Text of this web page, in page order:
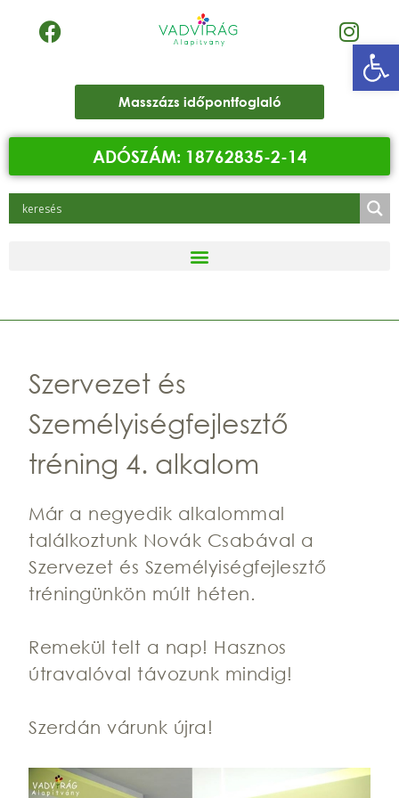
Masszázs időpontfoglaló
ADÓSZÁM: 18762835-2-14
Szervezet és
Személyiségfejlesztő
tréning 4. alkalom
Már a negyedik alkalommal
találkoztunk Novák Csabával a
Szervezet és Személyiségfejlesztő
tréningünkön múlt héten.
Remekül telt a nap! Hasznos
útravalóval távozunk mindig!
Szerdán várunk újra!